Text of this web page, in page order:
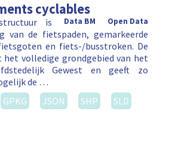
cyclables
Open Data
Data BM
is
van de fietspaden, gemarkeerde
en fiets-/busstroken. De
het volledige grondgebied van het
Gewest en geeft zo
de …
GPKG JSON SHP
SLD